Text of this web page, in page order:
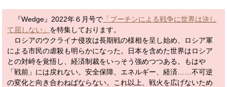
『Wedge』2022年６月号で 「プーチンによる戦争に世界は決し
て屈しない」 を特集しております。
ロシアのウクライナ侵攻は長期戦の様相を呈し始め、ロシア軍
による市民の虐殺も明らかになった。日本を含めた世界はロシア
との対峙を覚悟し、経済制裁をいっそう強めつつある。もはや
「戦前」には戻れない。安全保障、エネルギー、経済……不可逆
の変化と向き合わねばならない。これ以上、戦火を広げないため